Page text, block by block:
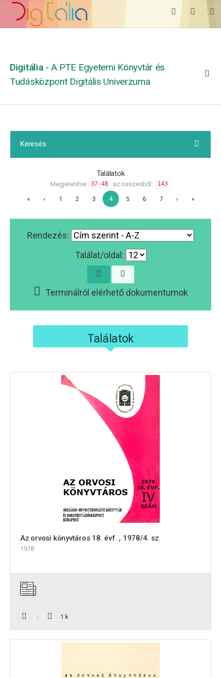
Digitália - A PTE Egyetemi Könyvtár és
Tudásközpont Digitális Univerzuma
Keresés
Találatok
Megjelenítve 37-48 az összesből: 143
« ‹ 1 2 3 4 5 6 7 › »
Rendezés:
Találat/oldal:
Terminálról elérhető dokumentumok
Találatok
Az orvosi könyvtáros 18. évf. , 1978/4. sz.
1978
1 k